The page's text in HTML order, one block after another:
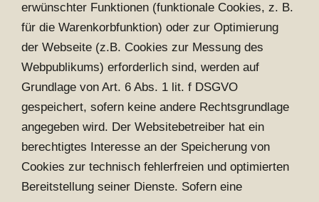
erwünschter Funktionen (funktionale Cookies, z. B.
für die Warenkorbfunktion) oder zur Optimierung
der Webseite (z.B. Cookies zur Messung des
Webpublikums) erforderlich sind, werden auf
Grundlage von Art. 6 Abs. 1 lit. f DSGVO
gespeichert, sofern keine andere Rechtsgrundlage
angegeben wird. Der Websitebetreiber hat ein
berechtigtes Interesse an der Speicherung von
Cookies zur technisch fehlerfreien und optimierten
Bereitstellung seiner Dienste. Sofern eine